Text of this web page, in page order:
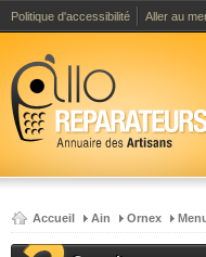
Politique d'accessibilité Aller au
Accueil Ain Ornex